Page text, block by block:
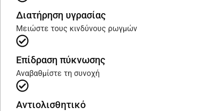
Διατήρηση υγρασίας
Μειώστε τους κινδύνους ρωγμών
Επίδραση πύκνωσης
Αναβαθμίστε τη συνοχή
Αντιολισθητικό